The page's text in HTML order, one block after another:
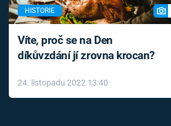
HISTORIE
Víte, proč se na Den
díkůvzdání jí zrovna krocan?
24. listopadu 2022 13:40